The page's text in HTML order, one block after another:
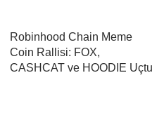
Robinhood Chain Meme
Coin Rallisi: FOX,
CASHCAT ve HOODIE Uçtu